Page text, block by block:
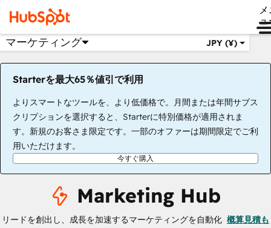
ュ
マーケティング JPY (¥)
Starterを最大65％値引で利用
よりスマートなツールを、より低価格で。月間または年間サブス
クリプションを選択すると、Starterに特別価格が適用されま
す。新規のお客さま限定です。一部のオファーは期間限定でご利
用いただけます。
今すぐ購入
Marketing Hub
リードを創出し、成長を加速するマーケティングを自動化 概算見積も